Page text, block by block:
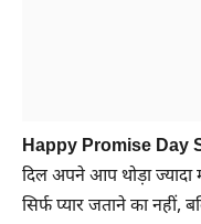
Happy Promise Day
दिल अपने आप थोड़ा
सिर्फ प्यार जताने का